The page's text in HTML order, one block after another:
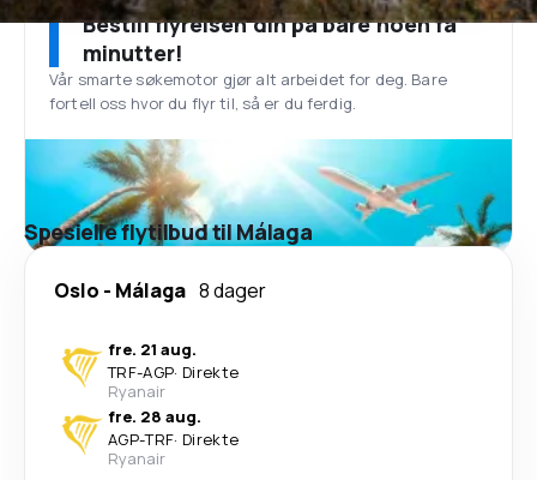
Bestill flyreisen din på bare noen få
minutter!
Vår smarte søkemotor gjør alt arbeidet for deg. Bare
fortell oss hvor du flyr til, så er du ferdig.
Spesielle flytilbud til Málaga
Oslo - Málaga 8 dager
fre. 21 aug.
TRF-AGP· Direkte
Ryanair
fre. 28 aug.
AGP-TRF· Direkte
Ryanair